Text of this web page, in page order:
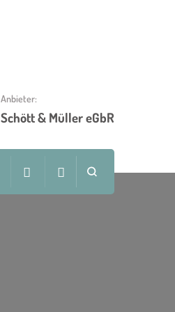
Anbieter:
Schött & Müller eGbR